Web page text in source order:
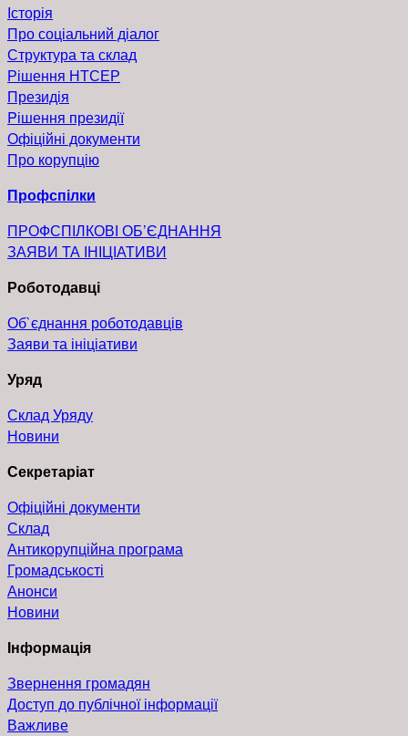
Історія
Про соціальний діалог
Структура та склад
Рішення НТСЕР
Президія
Pішення президії
Офіційні документи
Про корупцію
Профспілки
ПРОФСПІЛКОВІ ОБ’ЄДНАННЯ
ЗАЯВИ ТА ІНІЦІАТИВИ
Роботодавці
Об`єднання роботодавців
Заяви та ініціативи
Уряд
Склад Уряду
Новини
Секретаріат
Офіційні документи
Склад
Антикорупційна програма
Громадськості
Анонси
Новини
Інформація
Звернення громадян
Доступ до публічної інформації
Важливе